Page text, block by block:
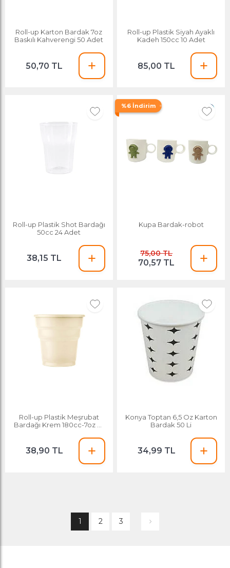
Roll-up Karton Bardak 7oz
Baskılı Kahverengi 50 Adet
50,70 TL
Roll-up Plastik Siyah Ayaklı
Kadeh 150cc 10 Adet
85,00 TL
Roll-up Plastik Shot Bardağı
50cc 24 Adet
38,15 TL
%6 İndirim
Kupa Bardak-robot
75,00 TL
70,57 TL
Roll-up Plastik Meşrubat
Bardağı Krem 180cc-7oz 25
38,90 TL
Konya Toptan 6,5 Oz Karton
Bardak 50 Li
34,99 TL
1 2 3